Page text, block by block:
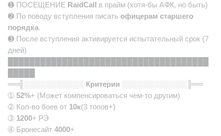
➊ ПОСЕЩЕНИЕ RaidCall в прайм (хотя-бы АФК, но быть)
➋ По поводу вступления писать офицерам старшего
порядка.
➌ После вступления активируется испытательный срок (7
дней)
══╣░░░░░░░░░░░ Критерии ░░░░░░░░░░░░╠══
➀ 52%+ (Может компенсироваться чем-то другим)
➁ Кол-во боев от 10к(3 топов+)
➂ 1200+ РЭ
➃ Бронесайт 4000+